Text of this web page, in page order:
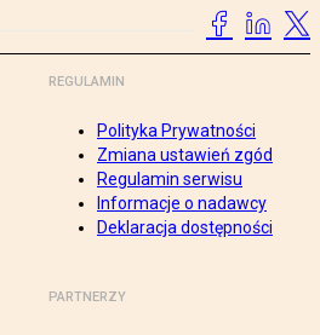
REGULAMIN
Polityka Prywatności
Zmiana ustawień zgód
Regulamin serwisu
Informacje o nadawcy
Deklaracja dostępności
PARTNERZY